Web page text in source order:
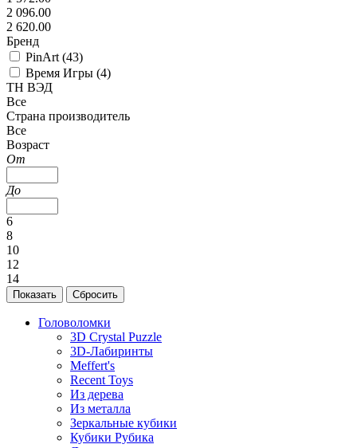
2 096.00
2 620.00
Бренд
PinArt (43)
Время Игры (4)
ТН ВЭД
Все
Страна производитель
Все
Возраст
От
До
6
8
10
12
14
Головоломки
3D Crystal Puzzle
3D-Лабиринты
Meffert's
Recent Toys
Из дерева
Из металла
Зеркальные кубики
Кубики Рубика